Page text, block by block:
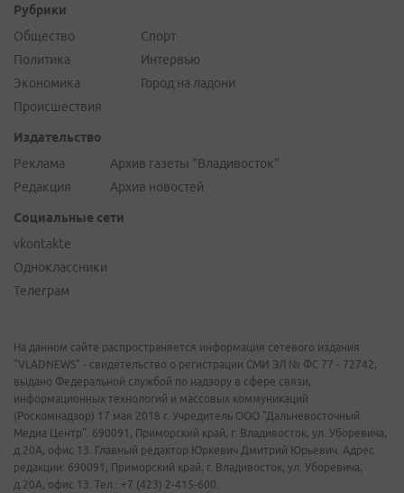
Рубрики
Общество
Политика
Экономика
Происшествия
Спорт
Интервью
Город на ладони
Издательство
Реклама
Редакция
Архив газеты "Владивосток"
Архив новостей
Социальные сети
vkontakte
Одноклассники
Телеграм
На данном сайте распространяется информация сетевого издания
"VLADNEWS" - свидетельство о регистрации СМИ ЭЛ № ФС 77 - 72742,
выдано Федеральной службой по надзору в сфере связи,
информационных технологий и массовых коммуникаций
(Роскомнадзор) 17 мая 2018 г. Учредитель ООО "Дальневосточный
Медиа Центр". 690091, Приморский край, г. Владивосток, ул. Уборевича,
д.20А, офис 13. Главный редактор Юркевич Дмитрий Юрьевич. Адрес
редакции: 690091, Приморский край, г. Владивосток, ул. Уборевича,
д.20А, офис 13. Тел.: +7 (423) 2-415-600.